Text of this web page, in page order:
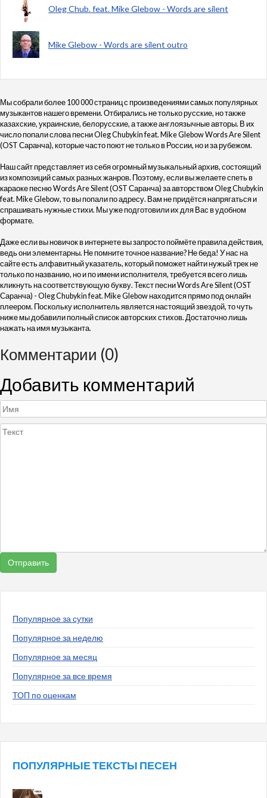
Oleg Chub. feat. Mike Glebow - Words are silent
Mike Glebow - Words are silent outro
Мы собрали более 100 000 страниц с произведениями самых популярных
музыкантов нашего времени. Отбирались не только русские, но также
казахские, украинские, белорусские, а также англоязычные авторы. В их
число попали слова песни Oleg Chubykin feat. Mike Glebow Words Are Silent
(OST Саранча), которые часто поют не только в России, но и за рубежом.
Наш сайт представляет из себя огромный музыкальный архив, состоящий
из композиций самых разных жанров. Поэтому, если вы желаете спеть в
караоке песню Words Are Silent (OST Саранча) за авторством Oleg Chubykin
feat. Mike Glebow, то вы попали по адресу. Вам не придётся напрягаться и
спрашивать нужные стихи. Мы уже подготовили их для Вас в удобном
формате.
Даже если вы новичок в интернете вы запросто поймёте правила действия,
ведь они элементарны. Не помните точное название? Не беда! У нас на
сайте есть алфавитный указатель, который поможет найти нужый трек не
только по названию, но и по имени исполнителя, требуется всего лишь
кликнуть на соответствующую букву. Текст песни Words Are Silent (OST
Саранча) - Oleg Chubykin feat. Mike Glebow находится прямо под онлайн
плеером. Поскольку исполнитель является настоящий звездой, то чуть
ниже мы добавили полный список авторских стихов. Достаточно лишь
нажать на имя музыканта.
Комментарии (0)
Добавить комментарий
Популярное за сутки
Популярное за неделю
Популярное за месяц
Популярное за все время
ТОП по оценкам
ПОПУЛЯРНЫЕ ТЕКСТЫ ПЕСЕН